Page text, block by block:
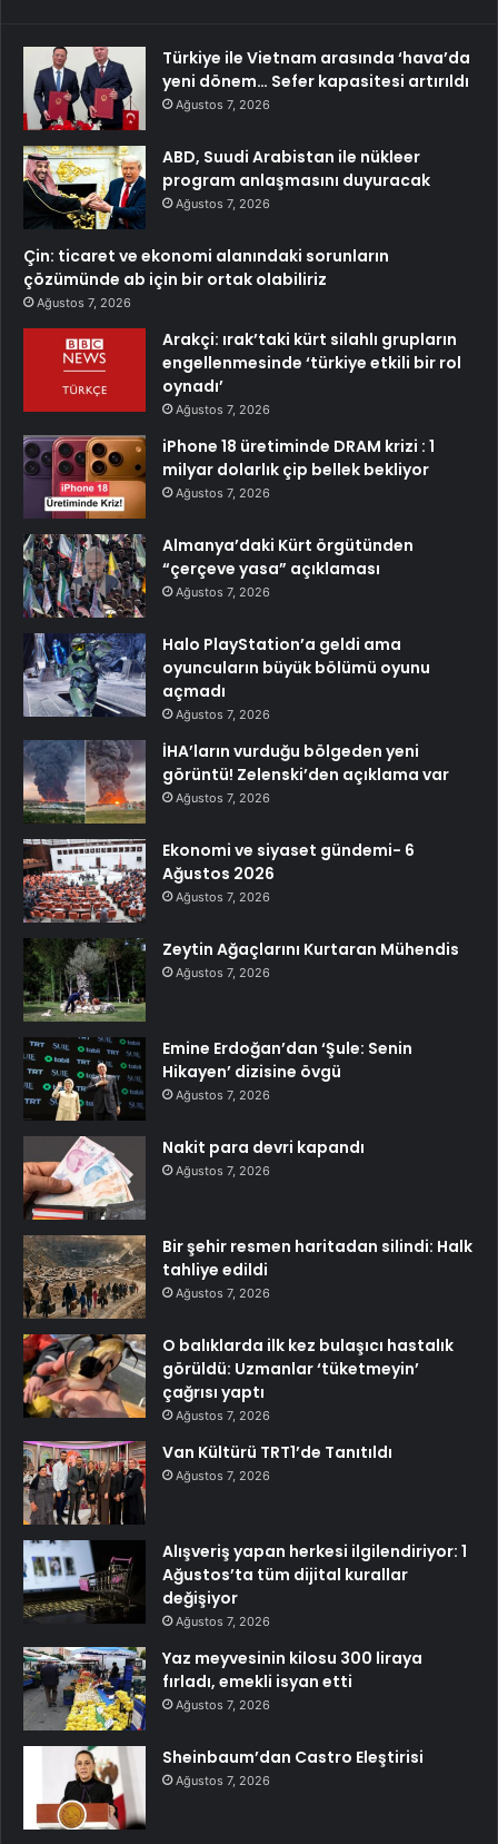
Türkiye ile Vietnam arasında ‘hava’da
yeni dönem… Sefer kapasitesi artırıldı
Ağustos 7, 2026
ABD, Suudi Arabistan ile nükleer
program anlaşmasını duyuracak
Ağustos 7, 2026
Çin: ticaret ve ekonomi alanındaki sorunların
çözümünde ab için bir ortak olabiliriz
Ağustos 7, 2026
Arakçi: ırak’taki kürt silahlı grupların
engellenmesinde ‘türkiye etkili bir rol
oynadı’
Ağustos 7, 2026
iPhone 18 üretiminde DRAM krizi : 1
milyar dolarlık çip bellek bekliyor
Ağustos 7, 2026
Almanya’daki Kürt örgütünden
“çerçeve yasa” açıklaması
Ağustos 7, 2026
Halo PlayStation’a geldi ama
oyuncuların büyük bölümü oyunu
açmadı
Ağustos 7, 2026
İHA’ların vurduğu bölgeden yeni
görüntü! Zelenski’den açıklama var
Ağustos 7, 2026
Ekonomi ve siyaset gündemi- 6
Ağustos 2026
Ağustos 7, 2026
Zeytin Ağaçlarını Kurtaran Mühendis
Ağustos 7, 2026
Emine Erdoğan’dan ‘Şule: Senin
Hikayen’ dizisine övgü
Ağustos 7, 2026
Nakit para devri kapandı
Ağustos 7, 2026
Bir şehir resmen haritadan silindi: Halk
tahliye edildi
Ağustos 7, 2026
O balıklarda ilk kez bulaşıcı hastalık
görüldü: Uzmanlar ‘tüketmeyin’
çağrısı yaptı
Ağustos 7, 2026
Van Kültürü TRT1’de Tanıtıldı
Ağustos 7, 2026
Alışveriş yapan herkesi ilgilendiriyor: 1
Ağustos’ta tüm dijital kurallar
değişiyor
Ağustos 7, 2026
Yaz meyvesinin kilosu 300 liraya
fırladı, emekli isyan etti
Ağustos 7, 2026
Sheinbaum’dan Castro Eleştirisi
Ağustos 7, 2026